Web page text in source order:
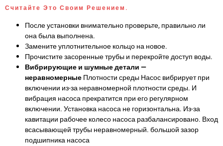
Считайте Это Своим Решением.
После установки внимательно проверьте, правильно ли
она была выполнена.
Замените уплотнительное кольцо на новое.
Прочистите засоренные трубы и перекройте доступ воды.
Вибрирующие и шумные детали —
неравномерныеПлотности среды Насос вибрирует при
включении из-за неравномерной плотности среды. И
вибрация насоса прекратится при его регулярном
включении. Установка насоса не горизонтальна. Из-за
кавитации рабочее колесо насоса разбалансировано. Вход
всасывающей трубы неравномерный. большой зазор
подшипника насоса